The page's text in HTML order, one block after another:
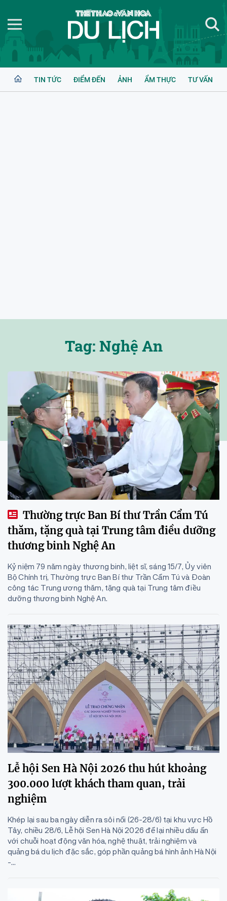
TIN TỨC ĐIỂM ĐẾN ẢNH ẨM THỰC TƯ VẤN
Tag: Nghệ An
Thường trực Ban Bí thư Trần Cẩm Tú
thăm, tặng quà tại Trung tâm điều dưỡng
thương binh Nghệ An
Kỷ niệm 79 năm ngày thương binh, liệt sĩ, sáng 15/7, Ủy viên
Bộ Chính trị, Thường trực Ban Bí thư Trần Cẩm Tú và Đoàn
công tác Trung ương thăm, tặng quà tại Trung tâm điều
dưỡng thương binh Nghệ An.
Lễ hội Sen Hà Nội 2026 thu hút khoảng
300.000 lượt khách tham quan, trải
nghiệm
Khép lại sau ba ngày diễn ra sôi nổi (26-28/6) tại khu vực Hồ
Tây, chiều 28/6, Lễ hội Sen Hà Nội 2026 để lại nhiều dấu ấn
với chuỗi hoạt động văn hóa, nghệ thuật, trải nghiệm và
quảng bá du lịch đặc sắc, góp phần quảng bá hình ảnh Hà Nội
-...